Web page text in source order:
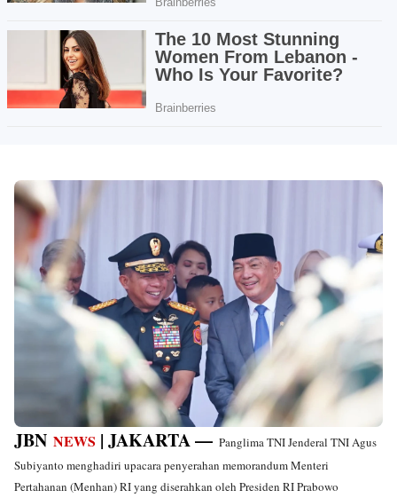
JBN NEWS | JAKARTA — Panglima TNI Jenderal TNI Agus
Subiyanto menghadiri upacara penyerahan memorandum Menteri
Pertahanan (Menhan) RI yang diserahkan oleh Presiden RI Prabowo